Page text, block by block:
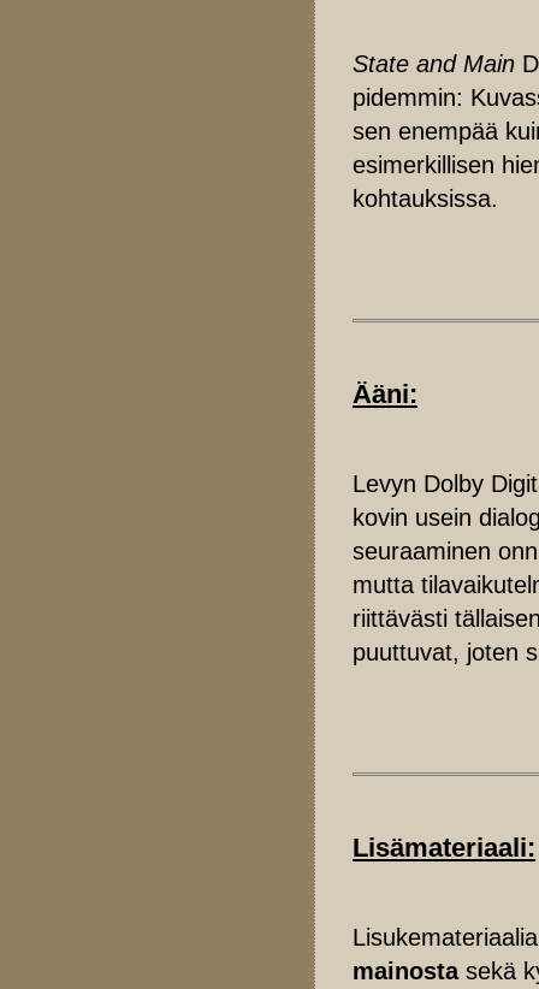
State and Main
pidemmin:
sen enempää
esimerkillisen
kohtauksissa.
Ääni:
Levyn Dolby
kovin usein
seuraaminen
mutta
riittävästi
puuttuvat, joten
Lisämateriaali:
mainostasekä